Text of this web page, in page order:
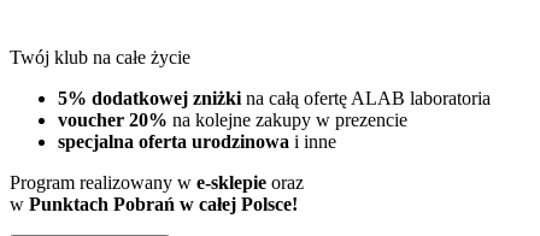
Twój klub na całe życie
5% dodatkowej zniżki na całą ofertę ALAB laboratoria
voucher 20% na kolejne zakupy w prezencie
specjalna oferta urodzinowa i inne
Program realizowany w e-sklepie oraz
w Punktach Pobrań w całej Polsce!